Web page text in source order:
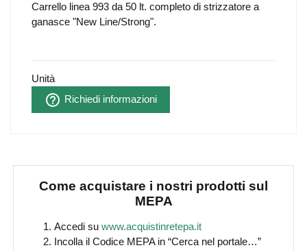
Carrello linea 993 da 50 lt. completo di strizzatore a
ganasce "New Line/Strong".
Unità
help_outline Richiedi informazioni
Come acquistare i nostri prodotti sul
MEPA
Accedi su www.acquistinretepa.it
Incolla il Codice MEPA in “Cerca nel portale…”